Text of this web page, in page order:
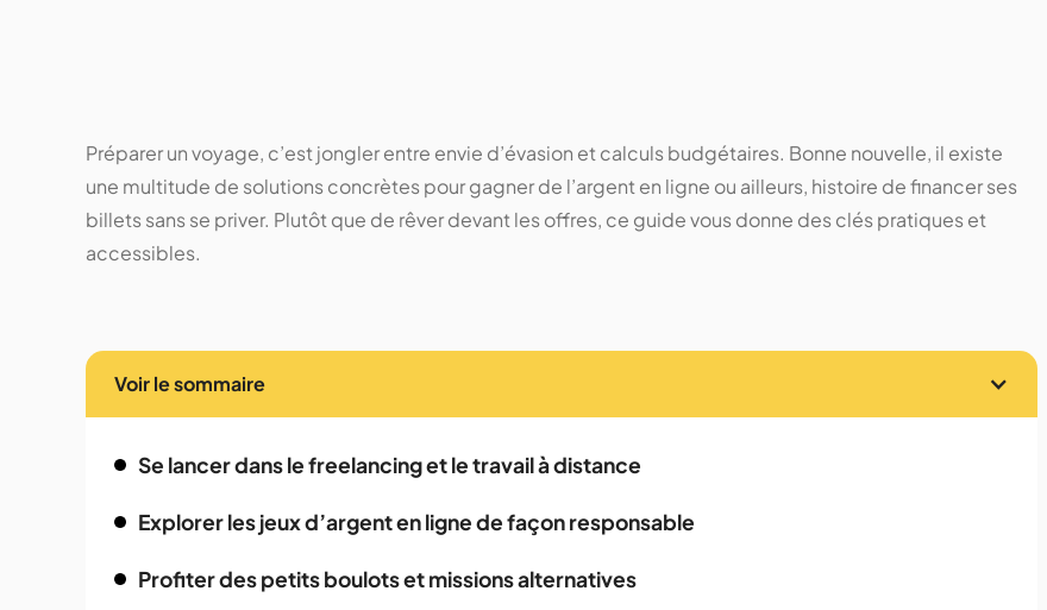
Préparer un voyage, c’est jongler entre envie d’évasion et calculs budgétaires. Bonne nouvelle, il existe
une multitude de solutions concrètes pour gagner de l’argent en ligne ou ailleurs, histoire de financer ses
billets sans se priver. Plutôt que de rêver devant les offres, ce guide vous donne des clés pratiques et
accessibles.
Voir le sommaire
Se lancer dans le freelancing et le travail à distance
Explorer les jeux d’argent en ligne de façon responsable
Profiter des petits boulots et missions alternatives